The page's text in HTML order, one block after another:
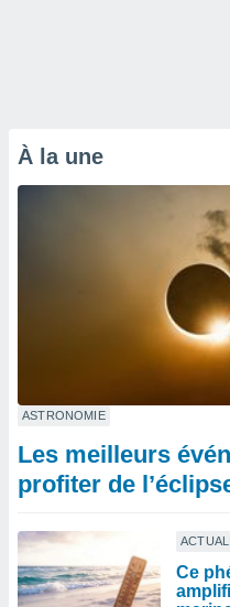
À la une
ASTRONOMIE
Les meilleurs
profiter de
Ce